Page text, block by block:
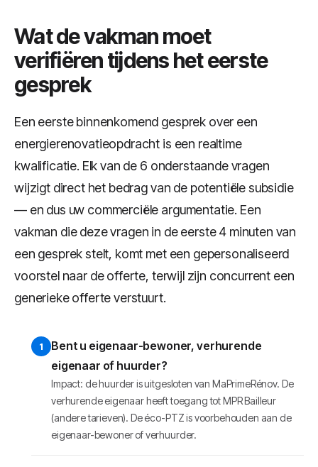
Wat de vakman moet
verifiëren tijdens het eerste
gesprek
Een eerste binnenkomend gesprek over een
energierenovatieopdracht is een realtime
kwalificatie. Elk van de 6 onderstaande vragen
wijzigt direct het bedrag van de potentiële subsidie
— en dus uw commerciële argumentatie. Een
vakman die deze vragen in de eerste 4 minuten van
een gesprek stelt, komt met een gepersonaliseerd
voorstel naar de offerte, terwijl zijn concurrent een
generieke offerte verstuurt.
Bent u eigenaar-bewoner, verhurende
eigenaar of huurder?
Impact: de huurder is uitgesloten van MaPrimeRénov. De
verhurende eigenaar heeft toegang tot MPR Bailleur
(andere tarieven). De éco-PTZ is voorbehouden aan de
eigenaar-bewoner of verhuurder.